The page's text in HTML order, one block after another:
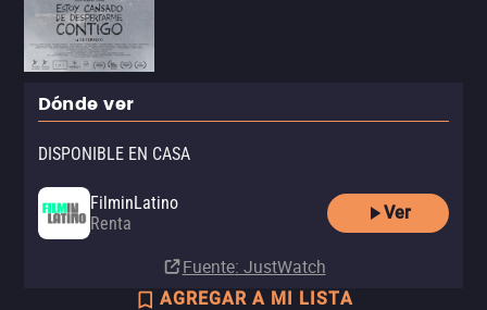
Dónde ver
DISPONIBLE EN CASA
FilminLatino
Renta
Ver
Fuente: JustWatch
AGREGAR A MI LISTA